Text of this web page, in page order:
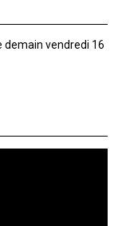
demain vendredi 16